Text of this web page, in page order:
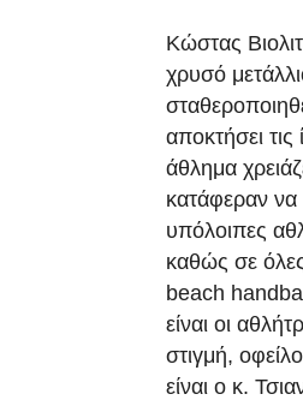
Κώστας
χρυσό
αποκτήσει
άθλημα
κατάφεραν να
υπόλοιπες
καθώς σε
beach
είναι οι
στιγμή,
είναι ο κ.